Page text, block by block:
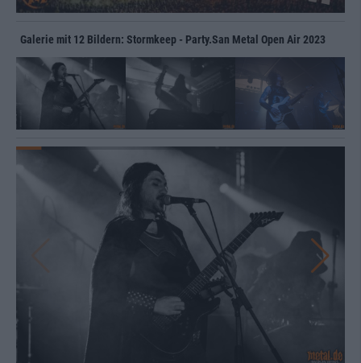
Galerie mit 12 Bildern: Stormkeep - Party.San Metal Open Air 2023